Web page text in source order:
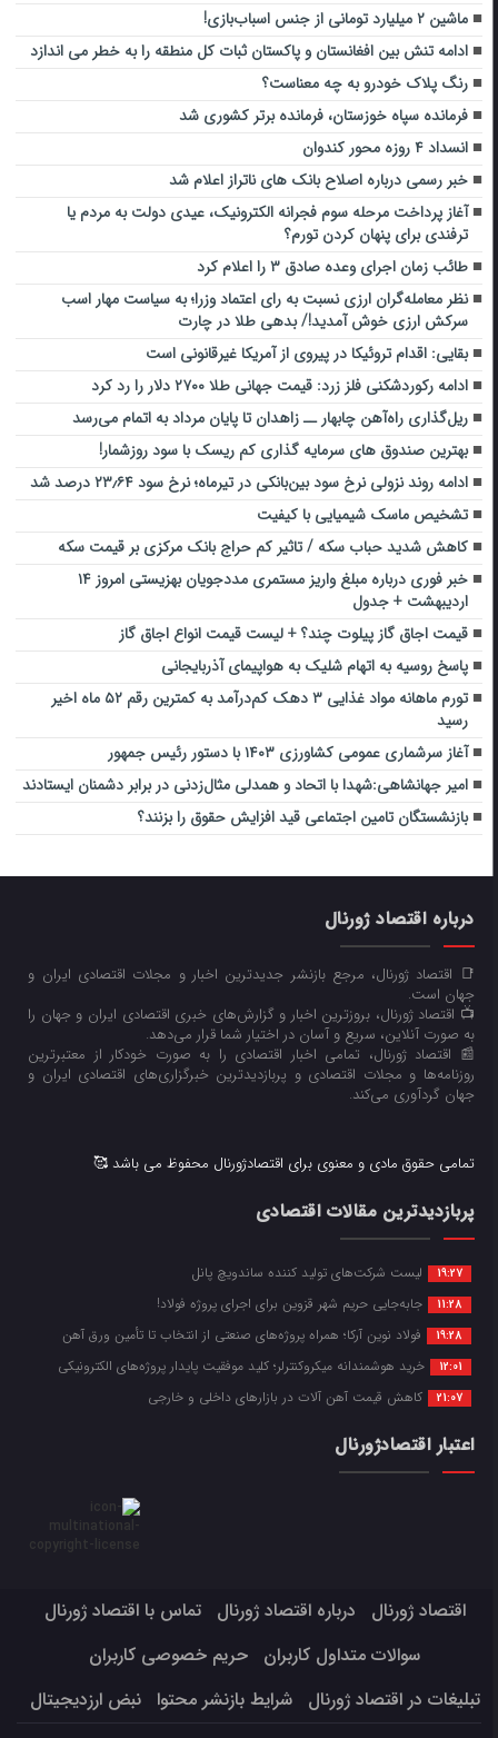
ماشین ۲ میلیارد تومانی از جنس اسباب‌بازی!
ادامه تنش‌ بین افغانستان و پاکستان ثبات کل منطقه را به خطر می اندازد
رنگ پلاک خودرو به چه معناست؟
فرمانده سپاه خوزستان، فرمانده برتر کشوری شد
انسداد ۴ روزه محور کندوان
خبر رسمی درباره اصلاح بانک های ناتراز اعلام شد
آغاز پرداخت مرحله سوم فجرانه الکترونیک، عیدی دولت به مردم یا
ترفندی برای پنهان کردن تورم؟
طائب زمان اجرای وعده صادق ۳ را اعلام کرد
نظر معامله‌گران ارزی نسبت به رای اعتماد وزرا؛ به سیاست مهار اسب
سرکش ارزی خوش آمدید!/ بدهی طلا در چارت
بقایی: اقدام تروئیکا در پیروی از آمریکا غیرقانونی است
ادامه رکوردشکنی فلز زرد: قیمت جهانی طلا ۲۷۰۰ دلار را رد کرد
ریل‌گذاری راه‌آهن چابهار ــ زاهدان تا پایان مرداد به اتمام می‌رسد
بهترین صندوق های سرمایه گذاری کم ریسک با سود روزشمار!
ادامه روند نزولی نرخ سود بین‌بانکی در تیرماه؛ نرخ سود ۲۳٫۶۴ درصد شد
تشخیص ماسک شیمیایی با کیفیت
کاهش شدید حباب سکه / تاثیر کم حراج بانک مرکزی بر قیمت سکه
خبر فوری درباره مبلغ واریز مستمری مددجویان بهزیستی امروز ۱۴
اردیبهشت + جدول
قیمت اجاق گاز پیلوت چند؟ + لیست قیمت انواع اجاق گاز
پاسخ روسیه به اتهام شلیک به هواپیمای آذربایجانی
تورم ماهانه مواد غذایی ۳ دهک کم‌درآمد به کمترین رقم ۵۲ ماه اخیر
رسید
آغاز سرشماری عمومی کشاورزی ۱۴۰۳ با دستور رئیس جمهور
امیر جهانشاهی:شهدا با اتحاد و همدلی مثال‌زدنی در برابر دشمنان ایستادند
بازنشستگان تامین اجتماعی قید افزایش حقوق را بزنند؟
درباره اقتصاد ژورنال
📑 اقتصاد ژورنال، مرجع بازنشر جدیدترین اخبار و مجلات اقتصادی ایران و
جهان است.
📺 اقتصاد ژورنال، بروزترین اخبار و گزارش‌های خبری اقتصادی ایران و جهان را
به صورت آنلاین، سریع و آسان در اختیار شما قرار می‌‌دهد.
📰 اقتصاد ژورنال، تمامی اخبار اقتصادی را به صورت خودکار از معتبرترین
روزنامه‌ها و مجلات اقتصادی و پربازدیدترین خبرگزاری‌های اقتصادی ایران و
جهان گردآوری می‌کند.
تمامی حقوق مادی و معنوی برای اقتصادژورنال محفوظ می باشد 🥰
پربازدیدترین مقالات اقتصادی
19:27 لیست شرکت‌های تولید کننده ساندویچ پانل
11:28 جابه‌جایی حریم شهر قزوین برای اجرای پروژه فولاد!
19:28 فولاد نوین آرکا؛ همراه پروژه‌های صنعتی از انتخاب تا تأمین ورق آهن
12:01 خرید هوشمندانه میکروکنترلر؛ کلید موفقیت پایدار پروژه‌های الکترونیکی
21:07 کاهش قیمت آهن آلات در بازارهای داخلی و خارجی
اعتبار اقتصادژورنال
اقتصاد ژورنال درباره اقتصاد ژورنال
تماس با اقتصاد ژورنال
سوالات متداول کاربران
حریم خصوصی کاربران
تبلیغات در اقتصاد ژورنال
شرایط بازنشر محتوا نبض ارزدیجیتال